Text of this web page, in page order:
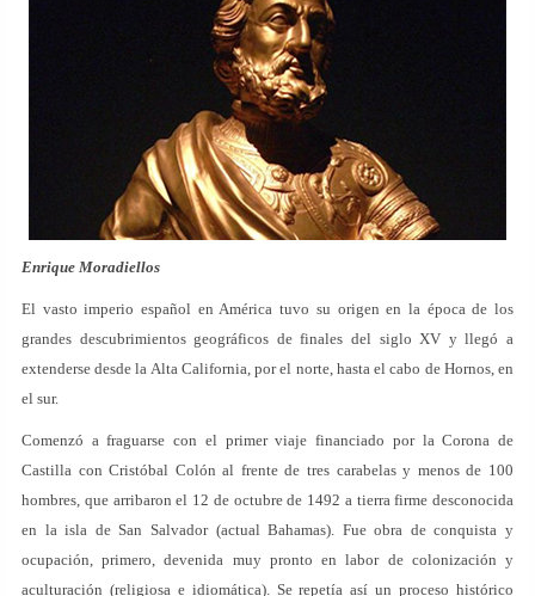
Enrique Moradiellos
El vasto imperio español en América tuvo su origen en la época de los
grandes descubrimientos geográficos de finales del siglo XV y llegó a
extenderse desde la Alta California, por el norte, hasta el cabo de Hornos, en
el sur.
Comenzó a fraguarse con el primer viaje financiado por la Corona de
Castilla con Cristóbal Colón al frente de tres carabelas y menos de 100
hombres, que arribaron el 12 de octubre de 1492 a tierra firme desconocida
en la isla de San Salvador (actual Bahamas). Fue obra de conquista y
ocupación, primero, devenida muy pronto en labor de colonización y
aculturación (religiosa e idiomática). Se repetía así un proceso histórico